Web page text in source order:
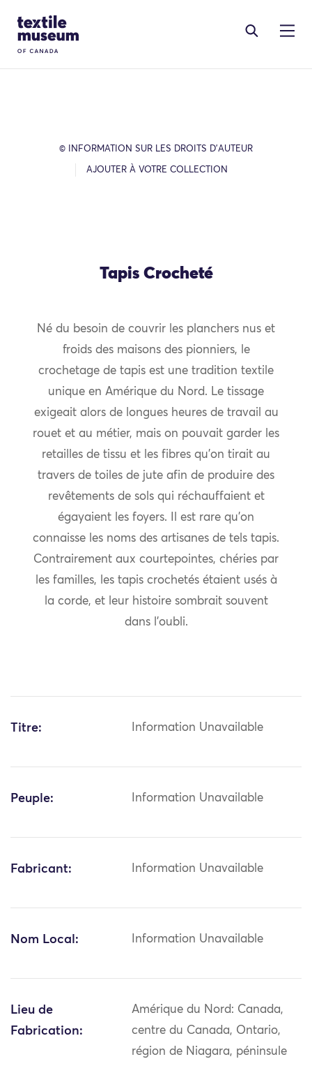
Site Logo
© INFORMATION SUR LES DROITS D’AUTEUR
AJOUTER À VOTRE COLLECTION
Tapis Crocheté
Né du besoin de couvrir les planchers nus et
froids des maisons des pionniers, le
crochetage de tapis est une tradition textile
unique en Amérique du Nord. Le tissage
exigeait alors de longues heures de travail au
rouet et au métier, mais on pouvait garder les
retailles de tissu et les fibres qu’on tirait au
travers de toiles de jute afin de produire des
revêtements de sols qui réchauffaient et
égayaient les foyers. Il est rare qu’on
connaisse les noms des artisanes de tels tapis.
Contrairement aux courtepointes, chéries par
les familles, les tapis crochetés étaient usés à
la corde, et leur histoire sombrait souvent
dans l’oubli.
Titre: Information Unavailable
Peuple: Information Unavailable
Fabricant: Information Unavailable
Nom Local: Information Unavailable
Lieu de
Fabrication:
Amérique du Nord: Canada,
centre du Canada, Ontario,
région de Niagara, péninsule